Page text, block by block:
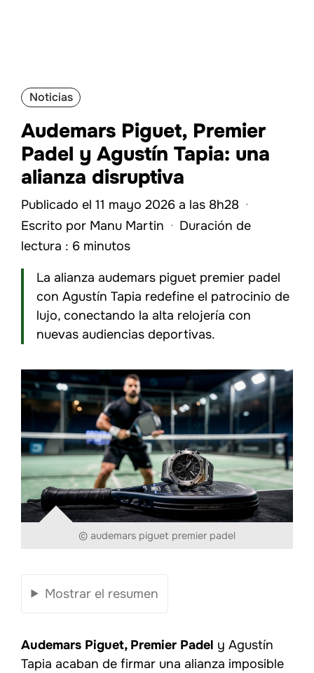
Noticias
Audemars Piguet, Premier
Padel y Agustín Tapia: una
alianza disruptiva
Publicado el 11 mayo 2026 a las 8h28 ·
Escrito por Manu Martin · Duración de
lectura : 6 minutos
La alianza audemars piguet premier padel
con Agustín Tapia redefine el patrocinio de
lujo, conectando la alta relojería con
nuevas audiencias deportivas.
© audemars piguet premier padel
Mostrar el resumen
Audemars Piguet, Premier Padel y Agustín
Tapia acaban de firmar una alianza imposible